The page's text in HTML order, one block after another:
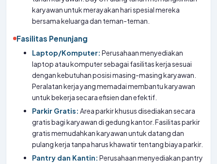
karyawan untuk merayakan hari spesial mereka
bersama keluarga dan teman-teman.
Fasilitas Penunjang
Laptop/Komputer: Perusahaan menyediakan
laptop atau komputer sebagai fasilitas kerja sesuai
dengan kebutuhan posisi masing-masing karyawan.
Peralatan kerja yang memadai membantu karyawan
untuk bekerja secara efisien dan efektif.
Parkir Gratis: Area parkir khusus disediakan secara
gratis bagi karyawan di gedung kantor. Fasilitas parkir
gratis memudahkan karyawan untuk datang dan
pulang kerja tanpa harus khawatir tentang biaya parkir.
Pantry dan Kantin: Perusahaan menyediakan pantry